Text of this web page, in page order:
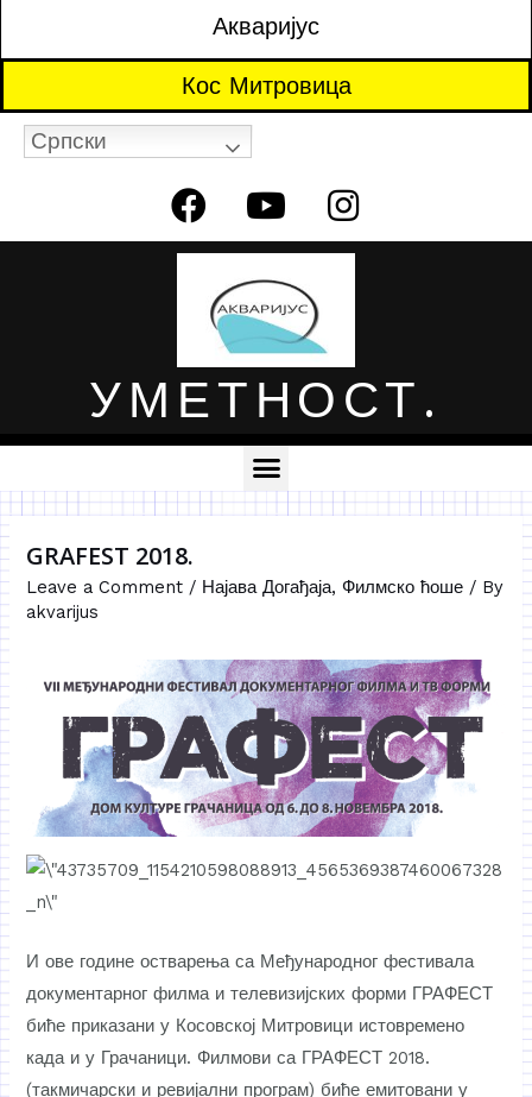
Акваријус
Кос Митровица
Српски
УМЕТНОСТ.
GRAFEST 2018.
Leave a Comment / Најава Догађаја,Филмско ћоше / By
akvarijus
И ове године остварења са Међународног фестивала
документарног филма и телевизијских форми ГРАФЕСТ
биће приказани у Косовској Митровици истовремено
када и у Грачаници. Филмови са ГРАФЕСТ 2018.
(такмичарски и ревијални програм) биће емитовани у